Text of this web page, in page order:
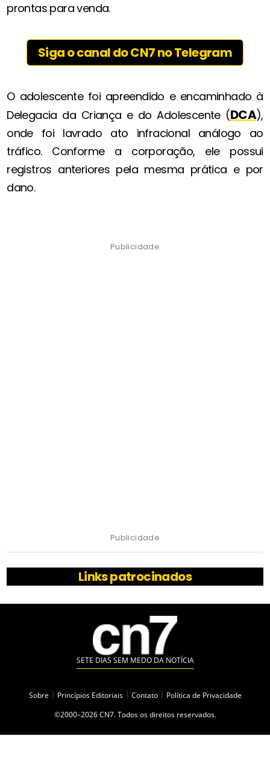
prontas para venda.
Siga o canal do CN7 no Telegram
O adolescente foi apreendido e encaminhado à
Delegacia da Criança e do Adolescente (DCA),
onde foi lavrado ato infracional análogo ao
tráfico. Conforme a corporação, ele possui
registros anteriores pela mesma prática e por
dano.
Publicidade
Publicidade
Links patrocinados
SETE DIAS SEM MEDO DA NOTÍCIA
Sobre Princípios Editoriais Contato
Política de Privacidade
©2000–2026 CN7. Todos os direitos reservados.